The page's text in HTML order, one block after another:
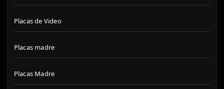
Placas de Video
Placas madre
Placas Madre